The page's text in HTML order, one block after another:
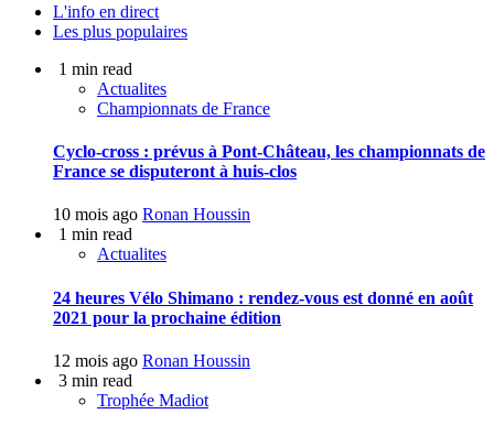
L'info en direct
Les plus populaires
1 min read
Actualites
Championnats de France
Cyclo-cross : prévus à Pont-Château, les championnats de
France se disputeront à huis-clos
10 mois ago Ronan Houssin
1 min read
Actualites
24 heures Vélo Shimano : rendez-vous est donné en août
2021 pour la prochaine édition
12 mois ago Ronan Houssin
3 min read
Trophée Madiot